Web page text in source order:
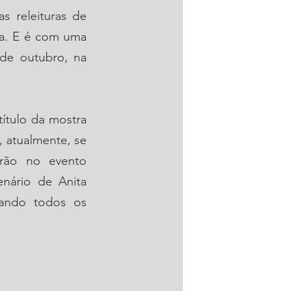
releituras de
E é com uma
outubro, na
da mostra
atualmente, se
no evento
de Anita
todos os